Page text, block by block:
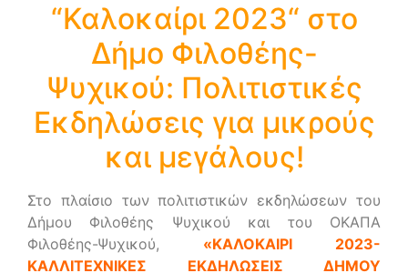
“Καλοκαίρι 2023“ στο
Δήμο Φιλοθέης-
Ψυχικού: Πολιτιστικές
Εκδηλώσεις για μικρούς
και μεγάλους!
Στο πλαίσιο των πολιτιστικών εκδηλώσεων του
Δήμου Φιλοθέης Ψυχικού και του ΟΚΑΠΑ
Φιλοθέης-Ψυχικού, «ΚΑΛΟΚΑΙΡΙ 2023-
ΚΑΛΛΙΤΕΧΝΙΚΕΣ ΕΚΔΗΛΩΣΕΙΣ ΔΗΜΟΥ